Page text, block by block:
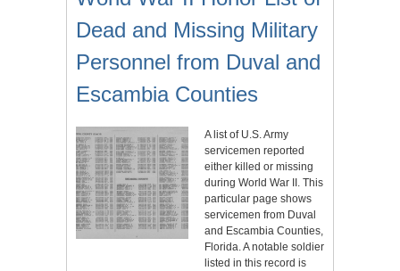
Dead and Missing Military
Personnel from Duval and
Escambia Counties
A list of U.S. Army
servicemen reported
either killed or missing
during World War II. This
particular page shows
servicemen from Duval
and Escambia Counties,
Florida. A notable soldier
listed in this record is